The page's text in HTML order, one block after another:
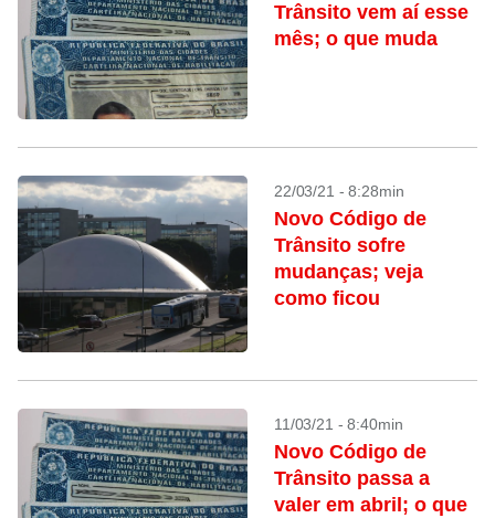
Trânsito vem aí esse
mês; o que muda
22/03/21 - 8:28min
Novo Código de
Trânsito sofre
mudanças; veja
como ficou
11/03/21 - 8:40min
Novo Código de
Trânsito passa a
valer em abril; o que